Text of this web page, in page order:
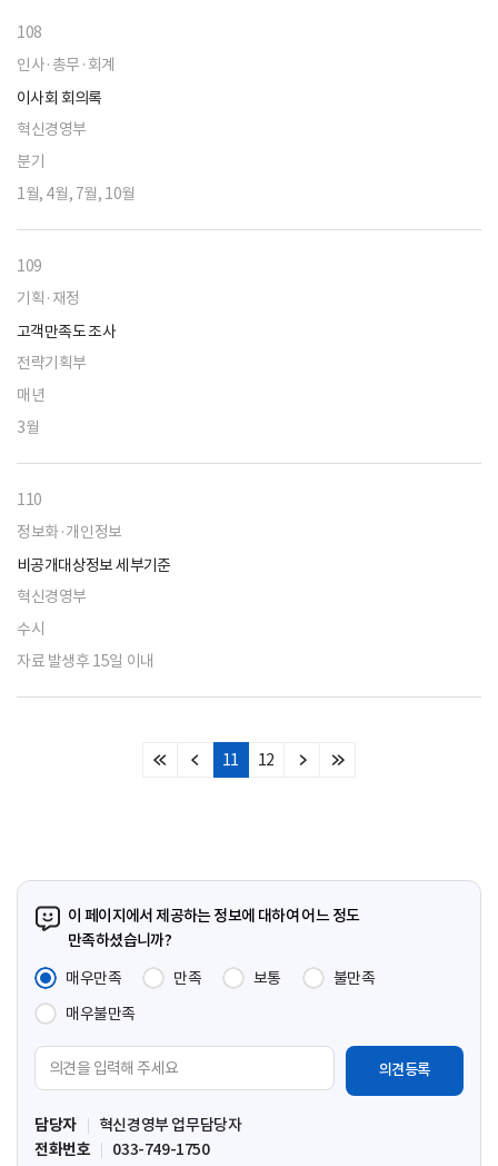
108
인사·총무·회계
이사회 회의록
혁신경영부
분기
1월, 4월, 7월, 10월
109
기획·재정
고객만족도 조사
전략기획부
매년
3월
110
정보화·개인정보
비공개대상정보 세부기준
혁신경영부
수시
자료 발생후 15일 이내
처
이
11 12
다
마
이 페이지에서 제공하는 정보에 대하여 어느 정도
만족하셨습니까?
매우만족
만족 보통
불만족
매우불만족
견
입
력
담당자
혁신경영부 업무담당자
전화번호
033-749-1750